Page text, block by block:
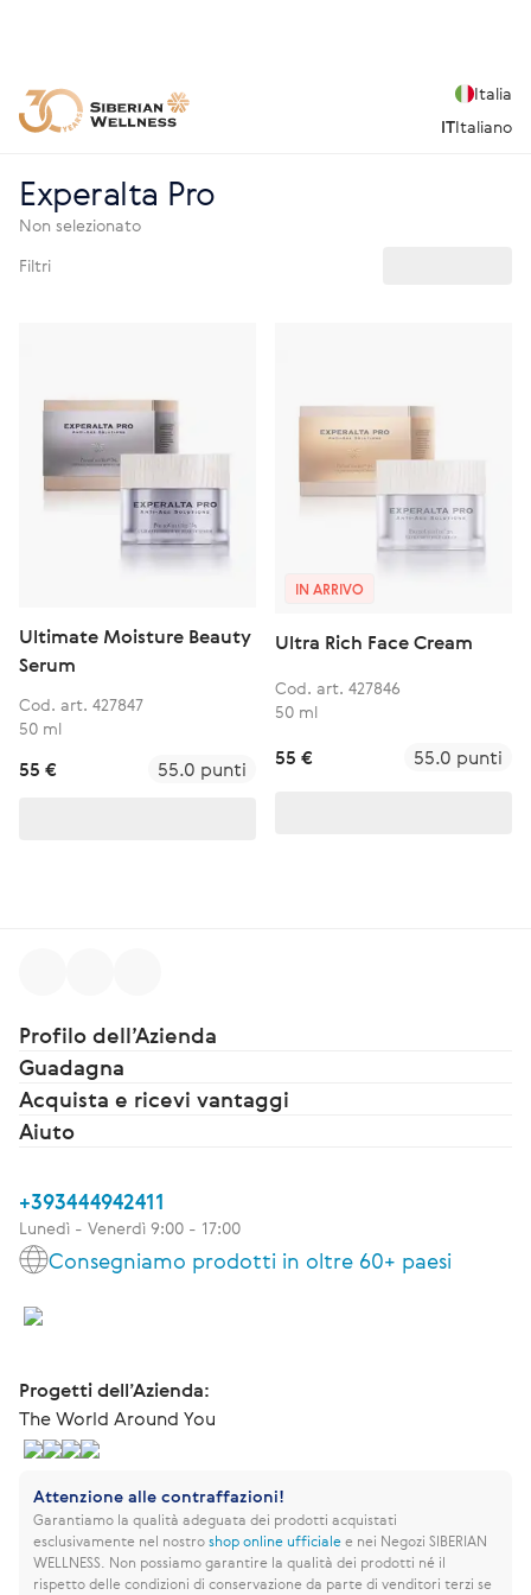
Italia
ITItaliano
Experalta Pro
Non selezionato
Filtri
Ultimate Moisture Beauty
Serum
Cod. art. 427847
50 ml
55 € 55.0 punti
IN ARRIVO
Ultra Rich Face Cream
Cod. art. 427846
50 ml
55 € 55.0 punti
Profilo dell’Azienda
Guadagna
Acquista e ricevi vantaggi
Aiuto
+393444942411
Lunedì - Venerdì 9:00 - 17:00
Consegniamo prodotti in oltre 60+ paesi
Progetti dell’Azienda:
The World Around You
Attenzione alle contraffazioni!
Garantiamo la qualità adeguata dei prodotti acquistati
esclusivamente nel nostroshop online ufficialee nei Negozi SIBERIAN
WELLNESS. Non possiamo garantire la qualità dei prodotti né il
rispetto delle condizioni di conservazione da parte di venditori terzi se